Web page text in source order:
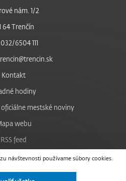
návštevnosti používame súbory cookies.
nám. 1/2
64 Trenčín
6504 111
Kontakt
hodiny
mestské noviny
webu
RSS feed
cookies